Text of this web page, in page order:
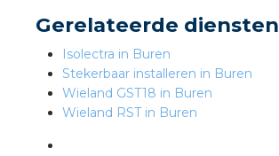
Gerelateerde diensten
Isolectra in Buren
Stekerbaar installeren in Buren
Wieland GST18 in Buren
Wieland RST in Buren